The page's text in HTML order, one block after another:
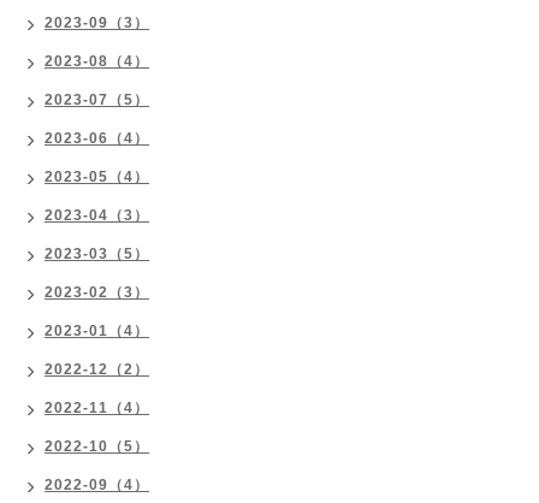
2023-09（3）
2023-08（4）
2023-07（5）
2023-06（4）
2023-05（4）
2023-04（3）
2023-03（5）
2023-02（3）
2023-01（4）
2022-12（2）
2022-11（4）
2022-10（5）
2022-09（4）